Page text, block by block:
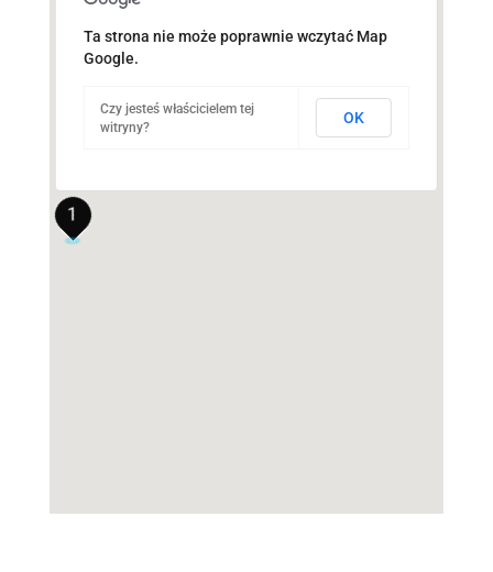
1
Ta strona nie może poprawnie wczytać Map
Google.
Czy jesteś właścicielem tej
witryny?
OK